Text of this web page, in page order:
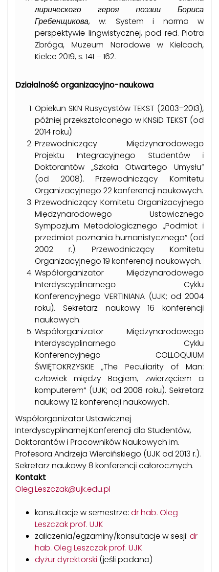
лирического героя поэзии Бориса
Гребенщикова, w: System i norma w
perspektywie lingwistycznej, pod red. Piotra
Zbróga, Muzeum Narodowe w Kielcach,
Kielce 2019, s. 141 – 162.
Działalność organizacyjno-naukowa
Opiekun SKN Rusycystów TEKST (2003–2013),
później przekształconego w KNSiD TEKST (od
2014 roku)
Przewodniczący Międzynarodowego
Projektu Integracyjnego Studentów i
Doktorantów „Szkoła Otwartego Umysłu”
(od 2008). Przewodniczący Komitetu
Organizacyjnego 22 konferencji naukowych.
Przewodniczący Komitetu Organizacyjnego
Międzynarodowego Ustawicznego
Sympozjum Metodologicznego „Podmiot i
przedmiot poznania humanistycznego” (od
2002 r.). Przewodniczący Komitetu
Organizacyjnego 19 konferencji naukowych.
Współorganizator Międzynarodowego
Interdyscyplinarnego Cyklu
Konferencyjnego VERTINIANA (UJK; od 2004
roku). Sekretarz naukowy 16 konferencji
naukowych.
Współorganizator Międzynarodowego
Interdyscyplinarnego Cyklu
Konferencyjnego COLLOQUIUM
ŚWIĘTOKRZYSKIE „The Peculiarity of Man:
człowiek między Bogiem, zwierzęciem a
komputerem” (UJK; od 2008 roku). Sekretarz
naukowy 12 konferencji naukowych.
Współorganizator Ustawicznej
Interdyscyplinarnej Konferencji dla Studentów,
Doktorantów i Pracowników Naukowych im.
Profesora Andrzeja Wiercińskiego (UJK od 2013 r.).
Sekretarz naukowy 8 konferencji całorocznych.
Kontakt
Oleg.Leszczak@ujk.edu.pl
konsultacje w semestrze: dr hab. Oleg
Leszczak prof. UJK
zaliczenia/egzaminy/konsultacje w sesji: dr
hab. Oleg Leszczak prof. UJK
dyżur dyrektorski (jeśli podano)